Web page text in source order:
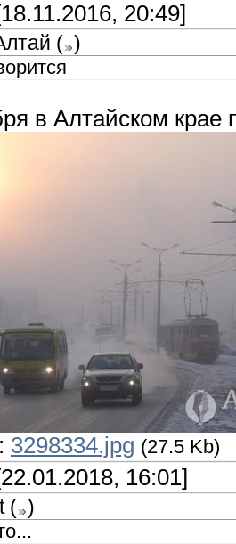
20:49]
( )
в Алтайском крае
3298334.jpg (27.5 Kb)
16:01]
( )